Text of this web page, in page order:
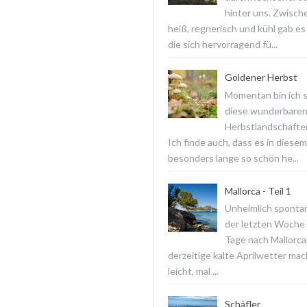
hinter uns.
heiß, regnerisch und kühl gab es
die sich hervorragend fü...
Goldener Herbst
Momentan bin ich
diese wunderbaren
Ich finde auch, dass es in
besonders lange so schön he...
Mallorca - Teil 1
Unheimlich
der letzten Woche
Tage nach
derzeitige kalte Aprilwetter
leicht, mal ...
Schäfler